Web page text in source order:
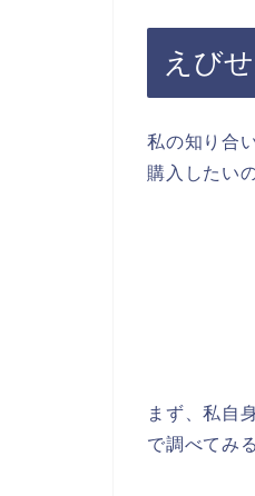
えび
私の知り合
購入したい
まず、私自
で調べてみ